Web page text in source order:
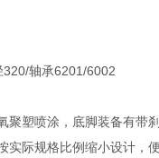
轴承6201/6002
塑喷涂，底脚装备有带
际规格比例缩小设计，便